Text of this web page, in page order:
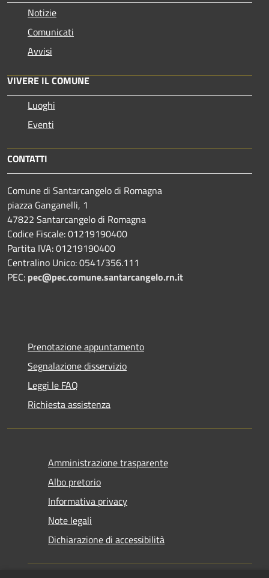
Notizie
Comunicati
Avvisi
VIVERE IL COMUNE
Luoghi
Eventi
CONTATTI
Comune di Santarcangelo di Romagna
piazza Ganganelli, 1
47822 Santarcangelo di Romagna
Codice Fiscale: 01219190400
Partita IVA: 01219190400
Centralino Unico: 0541/356.111
PEC: pec@pec.comune.santarcangelo.rn.it
Prenotazione appuntamento
Segnalazione disservizio
Leggi le FAQ
Richiesta assistenza
Amministrazione trasparente
Albo pretorio
Informativa privacy
Note legali
Dichiarazione di accessibilità